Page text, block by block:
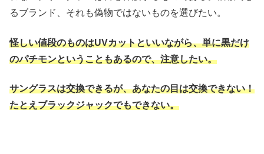
るブランド、それも偽物ではないものを選びたい。
怪しい値段のものはUVカットといいながら、単に黒だけ
のパチモンということもあるので、注意したい。
サングラスは交換できるが、あなたの目は交換できない！
たとえブラックジャックでもできない。